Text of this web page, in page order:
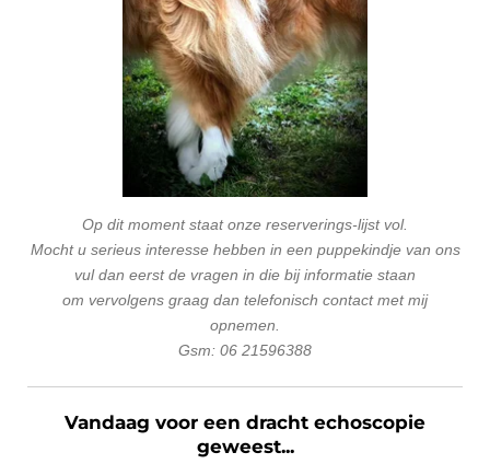
Op dit moment staat onze reserverings-lijst vol.
Mocht u serieus interesse hebben in een puppekindje van ons
vul dan eerst de vragen in die bij informatie staan
om vervolgens graag dan telefonisch contact met mij
opnemen.
Gsm: 06 21596388
Vandaag voor een dracht echoscopie
geweest...